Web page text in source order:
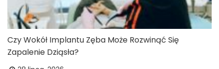
Czy Wokół Implantu Zęba Może Rozwinąć Się
Zapalenie Dziąsła?